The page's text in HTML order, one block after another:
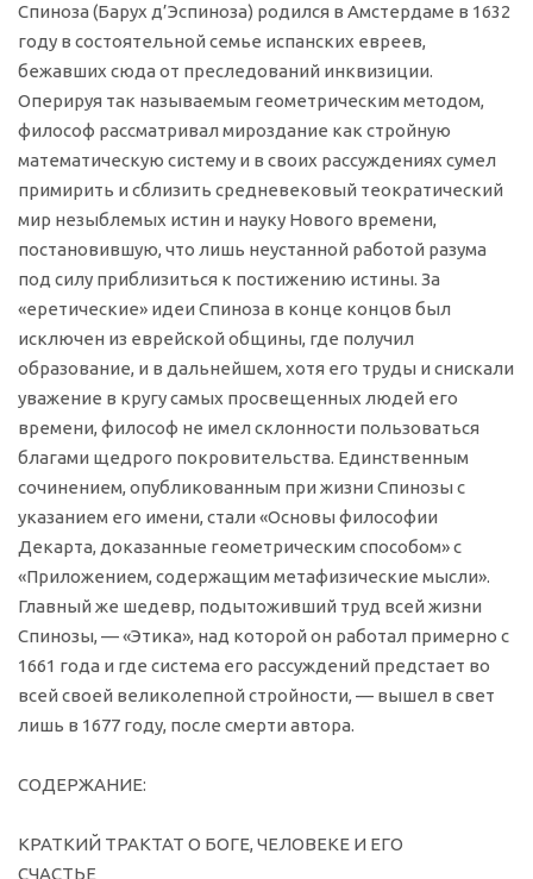
Спиноза (Барух д’Эспиноза) родился в Амстердаме в 1632
году в состоятельной семье испанских евреев,
бежавших сюда от преследований инквизиции.
Оперируя так называемым геометрическим методом,
философ рассматривал мироздание как стройную
математическую систему и в своих рассуждениях сумел
примирить и сблизить средневековый теократический
мир незыблемых истин и науку Нового времени,
постановившую, что лишь неустанной работой разума
под силу приблизиться к постижению истины. За
«еретические» идеи Спиноза в конце концов был
исключен из еврейской общины, где получил
образование, и в дальнейшем, хотя его труды и снискали
уважение в кругу самых просвещенных людей его
времени, философ не имел склонности пользоваться
благами щедрого покровительства. Единственным
сочинением, опубликованным при жизни Спинозы с
указанием его имени, стали «Основы философии
Декарта, доказанные геометрическим способом» с
«Приложением, содержащим метафизические мысли».
Главный же шедевр, подытоживший труд всей жизни
Спинозы, — «Этика», над которой он работал примерно с
1661 года и где система его рассуждений предстает во
всей своей великолепной стройности, — вышел в свет
лишь в 1677 году, после смерти автора.
СОДЕРЖАНИЕ:
КРАТКИЙ ТРАКТАТ О БОГЕ, ЧЕЛОВЕКЕ И ЕГО
СЧАСТЬЕ